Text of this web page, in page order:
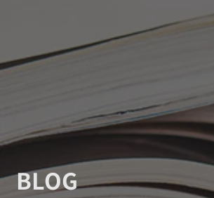
BLOG